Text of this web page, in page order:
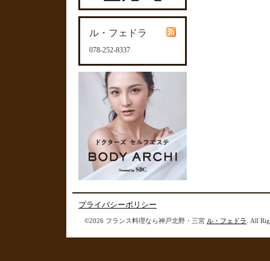
ル・フェドラ
078-252-8337
プライバシーポリシー
©2026 フランス料理なら神戸北野・三宮 ル・フェドラ . All